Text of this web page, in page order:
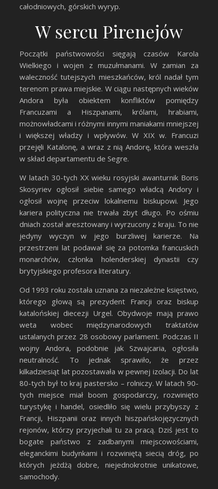
całodniowych, górskich wyryp.
W sercu Pirenejów
Początki państwowości sięgają czasów Karola
Wielkiego i wojen z muzułmanami. W zamian za
waleczność tutejszych mieszkańców, król nadał tym
terenom prawa miejskie. W ciągu następnych wieków
Andora była obiektem konfliktów pomiędzy
Francuzami a Hiszpanami, królami, hrabiami,
możnowładcami i różnymi innymi maniakami mniejszej
i większej władzy i wpływów. W XIX w. Francuzi
przejęli Katalonę, a wraz z nią Andorę, która weszła
w skład departamentu de Segre.
W latach 30-tych XX wieku rosyjski awanturnik Boris
Skosyriev ogłosił siebie samego władcą Andory i
ogłosił wojnę przeciw lokalnemu biskupowi. Jego
kariera polityczna nie trwała zbyt długo. Po ośmiu
dniach został aresztowany i wyrzucony z kraju. To nie
jedyny wyczyn w jego burzliwej karierze. Na
przestrzeni lat podawał się za potomka francuskich
monarchów, członka holenderskiej dynastii czy
brytyjskiego profesora literatury.
Od 1993 roku została uznana za niezależne księstwo,
którego głową są prezydent Francji oraz biskup
katalońskiej diecezji Urgel. Obydwoje mają prawo
weta wobec międzynarodowych traktatów
ustalanych przez 28 osobowy parlament. Podczas II
wojny Andora, podobnie jak Szwajcaria, ogłosiła
neutralność. To jednak sprawiło, że przez
kilkadziesiąt lat pozostawała w pewnej izolacji. Do lat
80-tych był to kraj pastersko – rolniczy. W latach 90-
tych miejsce miał boom gospodarczy, rozwinięto
turystykę i handel, osiedliło się wielu przybyszy z
Francji, Hiszpanii oraz innych hiszpańskojęzycznych
rejonów, którzy przyjechali tu za pracą. Dziś jest to
bogate państwo z zadbanymi miejscowościami,
eleganckimi budynkami i rozwiniętą siecią dróg, po
których jeżdżą dobre, niejednokrotnie unikatowe,
samochody.